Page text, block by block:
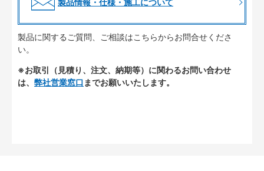
製品情報・仕様・施工について
製品に関するご質問、ご相談はこちらからお問合せくださ
い。
※お取引（見積り、注文、納期等）に関わるお問い合わせ
は、 弊社営業窓口 までお願いいたします。